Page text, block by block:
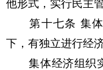
他形式，实行民主
第十七条 集体
下，有独立进行经
集体经济组织实